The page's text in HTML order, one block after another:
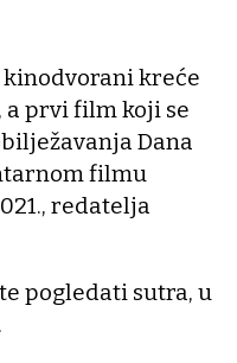
kinodvorani kreće
a prvi film koji se
Dana
filmu
redatelja
pogledati sutra, u